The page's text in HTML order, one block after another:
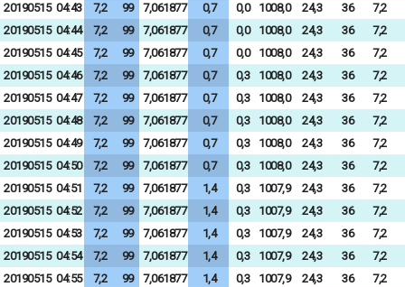
20190515 04:43 7,2 99 7,061877 0,7 0,0 1008,0 24,3 36
7,2
20190515 04:44 7,2 99 7,061877 0,7 0,0 1008,0 24,3 36
7,2
20190515 04:45 7,2 99 7,061877 0,7 0,0 1008,0 24,3 36
7,2
20190515 04:46 7,2 99 7,061877 0,7 0,3 1008,0 24,3 36
7,2
20190515 04:47 7,2 99 7,061877 0,7 0,3 1008,0 24,3 36
7,2
20190515 04:48 7,2 99 7,061877 0,7 0,3 1008,0 24,3 36
7,2
20190515 04:49 7,2 99 7,061877 0,7 0,3 1008,0 24,3 36
7,2
20190515 04:50 7,2 99 7,061877 0,7 0,3 1008,0 24,3 36
7,2
20190515 04:51 7,2 99 7,061877 1,4 0,3 1007,9 24,3 36
7,2
20190515 04:52 7,2 99 7,061877 1,4 0,3 1007,9 24,3 36
7,2
20190515 04:53 7,2 99 7,061877 1,4 0,3 1007,9 24,3 36
7,2
20190515 04:54 7,2 99 7,061877 1,4 0,3 1007,9 24,3 36
7,2
20190515 04:55 7,2 99 7,061877 1,4 0,3 1007,9 24,3 36
7,2